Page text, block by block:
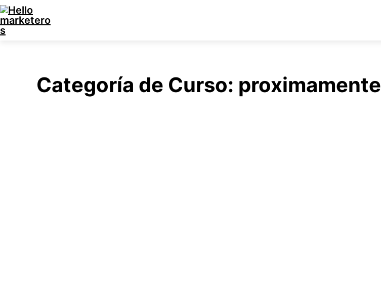
Categoría de Curso: proximamente